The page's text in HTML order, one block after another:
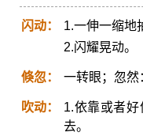
闪动：
1.一伸一缩地
2.闪耀晃动。
倏忽： 一转眼；忽然
吹动：
1.依靠或者
去。